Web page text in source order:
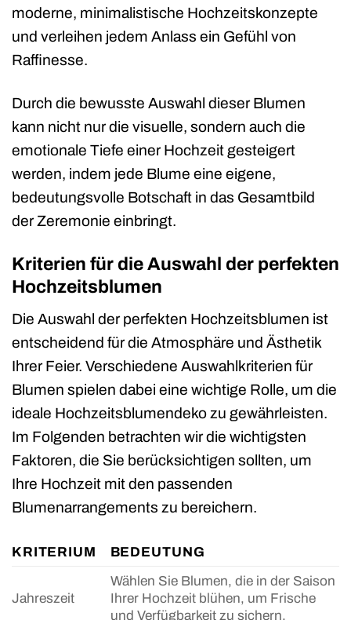
moderne, minimalistische Hochzeitskonzepte
und verleihen jedem Anlass ein Gefühl von
Raffinesse.
Durch die bewusste Auswahl dieser Blumen
kann nicht nur die visuelle, sondern auch die
emotionale Tiefe einer Hochzeit gesteigert
werden, indem jede Blume eine eigene,
bedeutungsvolle Botschaft in das Gesamtbild
der Zeremonie einbringt.
Kriterien für die Auswahl der perfekten
Hochzeitsblumen
Die Auswahl der perfekten Hochzeitsblumen ist
entscheidend für die Atmosphäre und Ästhetik
Ihrer Feier. Verschiedene Auswahlkriterien für
Blumen spielen dabei eine wichtige Rolle, um die
ideale Hochzeitsblumendeko zu gewährleisten.
Im Folgenden betrachten wir die wichtigsten
Faktoren, die Sie berücksichtigen sollten, um
Ihre Hochzeit mit den passenden
Blumenarrangements zu bereichern.
KRITERIUM BEDEUTUNG
Jahreszeit
Wählen Sie Blumen, die in der Saison
Ihrer Hochzeit blühen, um Frische
und Verfügbarkeit zu sichern.